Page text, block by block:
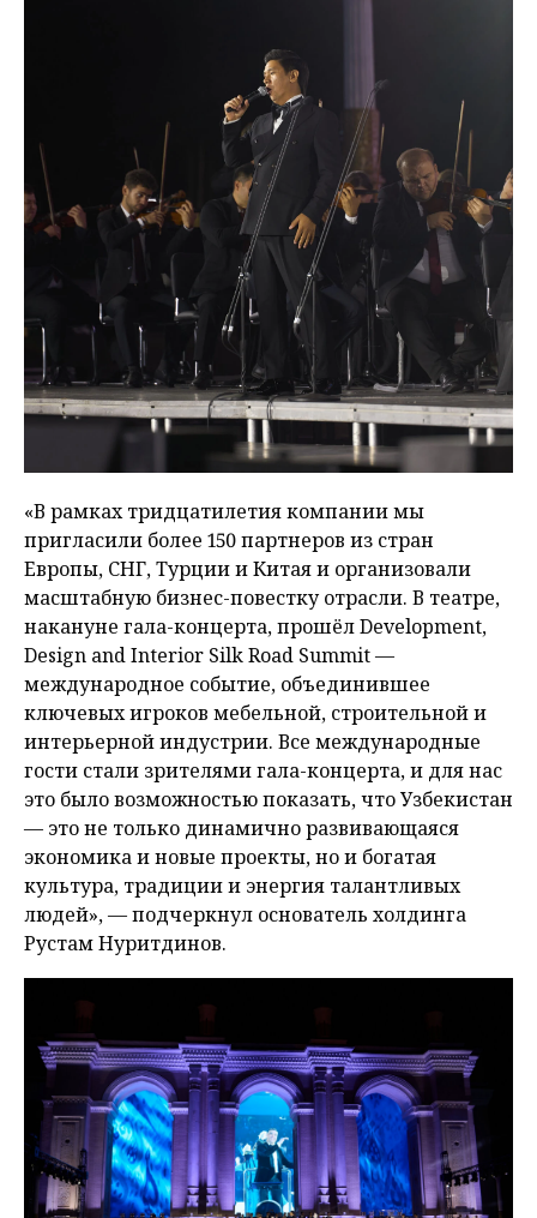
«В рамках тридцатилетия компании мы
пригласили более 150 партнеров из стран
Европы, СНГ, Турции и Китая и организовали
масштабную бизнес-повестку отрасли. В театре,
накануне гала-концерта, прошёл Development,
Design and Interior Silk Road Summit —
международное событие, объединившее
ключевых игроков мебельной, строительной и
интерьерной индустрии. Все международные
гости стали зрителями гала-концерта, и для нас
это было возможностью показать, что Узбекистан
— это не только динамично развивающаяся
экономика и новые проекты, но и богатая
культура, традиции и энергия талантливых
людей», — подчеркнул основатель холдинга
Рустам Нуритдинов.